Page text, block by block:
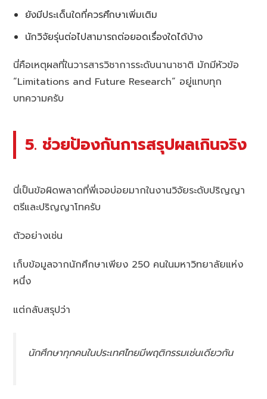
ยังมีประเด็นใดที่ควรศึกษาเพิ่มเติม
นักวิจัยรุ่นต่อไปสามารถต่อยอดเรื่องใดได้บ้าง
นี่คือเหตุผลที่ในวารสารวิชาการระดับนานาชาติ มักมีหัวข้อ
“Limitations and Future Research” อยู่แทบทุก
บทความครับ
5. ช่วยป้องกันการสรุปผลเกินจริง
นี่เป็นข้อผิดพลาดที่พี่เจอบ่อยมากในงานวิจัยระดับปริญญา
ตรีและปริญญาโทครับ
ตัวอย่างเช่น
เก็บข้อมูลจากนักศึกษาเพียง 250 คนในมหาวิทยาลัยแห่ง
หนึ่ง
แต่กลับสรุปว่า
นักศึกษาทุกคนในประเทศไทยมีพฤติกรรมเช่นเดียวกัน